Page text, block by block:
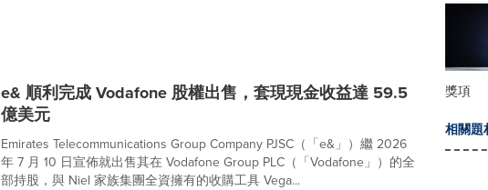
e& 順利完成 Vodafone 股權出售，套現現金收益達 59.5
億美元
Emirates Telecommunications Group Company PJSC（「e&」）繼 2026
年 7 月 10 日宣佈就出售其在 Vodafone Group PLC（「Vodafone」）的全
部持股，與 Niel 家族集團全資擁有的收購工具 Vega...
獎項
相關題